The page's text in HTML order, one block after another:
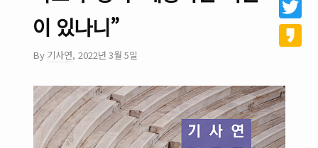
이 있나니”
By 기사연, 2022년 3월 5일
Twitter